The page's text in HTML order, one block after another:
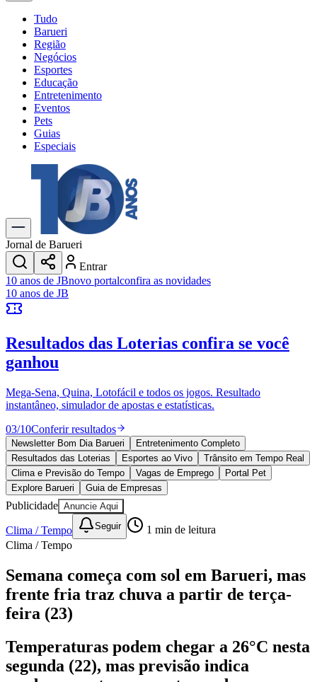
Tudo
Barueri
Região
Negócios
Esportes
Educação
Entretenimento
Eventos
Pets
Guias
Especiais
Explore Tudo
Últimas Notícias
Previsão do Tempo
Trânsito e Rotas
Dia a Dia & Lazer
Transportes
Gastronomia
Cinema & Shows
JogosNovo
Anuncie no Portal
Cadastrar Empresa
Divulgar Vagas
Política
Esportes
Saúde
Segurança
Cultura
Meio Ambiente
Obras
Educação
Bairros de Barueri
AldeiaAldeia da SerraAldeia de BarueriAlphavilleBairro
JubranBelvalBethaville
VistaCalifórnia
MilitarItapeviJandiraJardim AudirJardim Belval Jardim
Califórnia
Jardim dos Altos Jardim dos Camargos
Jardim
EsperançaJardim GrazielaJardim IracemaJardim Itaquiti
Jornal de Barueri
Entrar
10 anos de JBnovo portalconfira as novidades
10 anos de JB
Resultados das Loterias confira se você
ganhou
Mega-Sena, Quina, Lotofácil e todos os jogos. Resultado
instantâneo, simulador de apostas e estatísticas.
03/10Conferir resultados
Newsletter Bom Dia Barueri
Entretenimento Completo
Resultados das Loterias
Esportes ao Vivo
Trânsito em Tempo Real
Clima e Previsão do Tempo
Vagas de Emprego
Portal Pet
Explore Barueri
Guia de Empresas
Publicidade Anuncie Aqui
Clima / Tempo Seguir 1 min de leitura
Clima / Tempo
Semana começa com sol em Barueri, mas
frente fria traz chuva a partir de terça-
feira (23)
Temperaturas podem chegar a 26°C nesta
segunda (22), mas previsão indica